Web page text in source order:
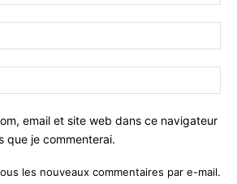
email et site web dans ce navigateur
que je commenterai.
les nouveaux commentaires par e-mail.